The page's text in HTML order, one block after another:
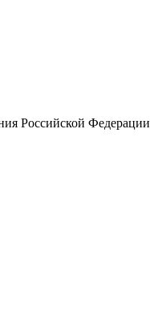
Российской Федерации